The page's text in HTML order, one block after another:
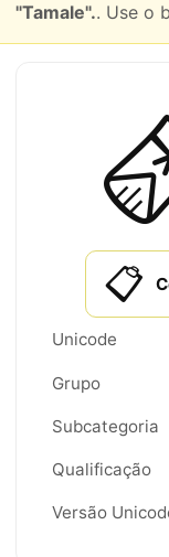
"Tamale".. Use o
📋
Unicode
Grupo
Subcategoria
Qualificação
Versão